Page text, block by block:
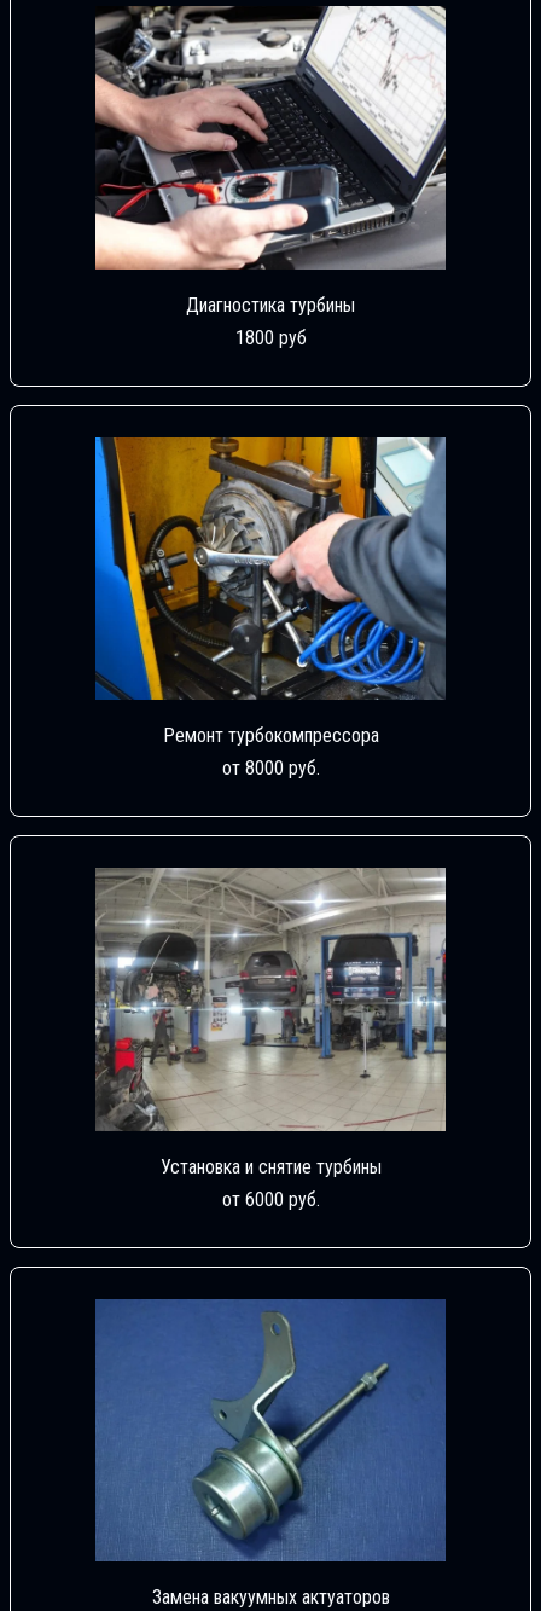
Диагностика турбины
1800 руб
Ремонт турбокомпрессора
от 8000 руб.
Установка и снятие турбины
от 6000 руб.
Замена вакуумных актуаторов